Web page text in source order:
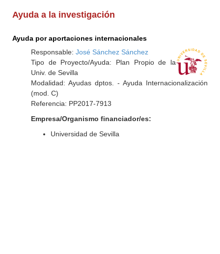
Ayuda a la investigación
Ayuda por aportaciones internacionales
Responsable: José Sánchez Sánchez
Tipo de Proyecto/Ayuda: Plan Propio de la
Univ. de Sevilla
Modalidad: Ayudas dptos. - Ayuda Internacionalización
(mod. C)
Referencia: PP2017-7913
Empresa/Organismo financiador/es:
Universidad de Sevilla